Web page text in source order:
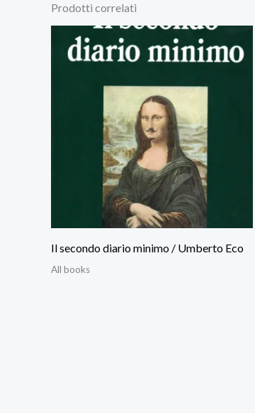
Prodotti correlati
Il secondo diario minimo / Umberto Eco
All books